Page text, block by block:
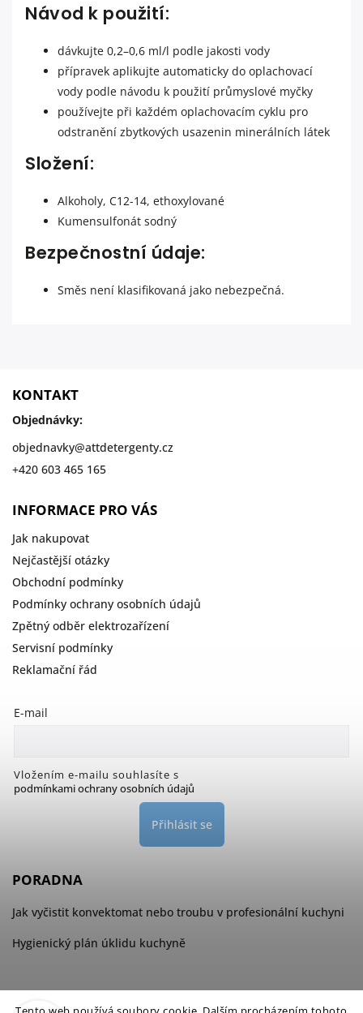
Návod k použití:
dávkujte 0,2–0,6 ml/l podle jakosti vody
přípravek aplikujte automaticky do oplachovací
vody podle návodu k použití průmyslové myčky
používejte při každém oplachovacím cyklu pro
odstranění zbytkových usazenin minerálních látek
Složení:
Alkoholy, C12-14, ethoxylované
Kumensulfonát sodný
Bezpečnostní údaje:
Směs není klasifikovaná jako nebezpečná.
KONTAKT
Objednávky:
objednavky@attdetergenty.cz
+420 603 465 165
INFORMACE PRO VÁS
Jak nakupovat
Nejčastější otázky
Obchodní podmínky
Podmínky ochrany osobních údajů
Zpětný odběr elektrozařízení
Servisní podmínky
Reklamační řád
E-mail
Vložením e-mailu souhlasíte s
podmínkami ochrany osobních údajů
Přihlásit se
PORADNA
Jak vyčistit konvektomat nebo troubu v profesionální kuchyni
Hygienický plán úklidu kuchyně